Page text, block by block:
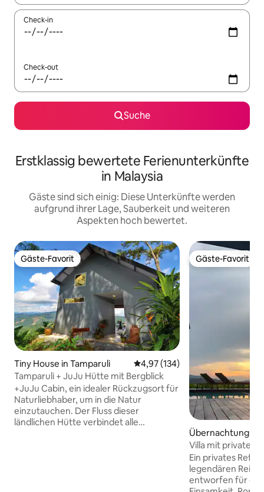
Check-in
Check-out
Suche
Erstklassig bewertete Ferienunterkünfte
in Malaysia
Gäste sind sich einig: Diese Unterkünfte werden
aufgrund ihrer Lage, Sauberkeit und weiteren
Aspekten hoch bewertet.
Gäste-Favorit
Gäste-Favorit
Tiny House in Tamparuli Durchschnittliche Bewertung:
4,97 (134)
Tamparuli + JuJu Hütte mit Bergblick
+JuJu Cabin, ein idealer Rückzugsort für
Naturliebhaber, um in die Natur
einzutauchen. Der Fluss dieser
ländlichen Hütte verbindet alle
Gäste-Favorit
Gäste-Favorit
n Langkawi
Villa mit privatem
Langkawi
Ein privates
legendären
entworfen für